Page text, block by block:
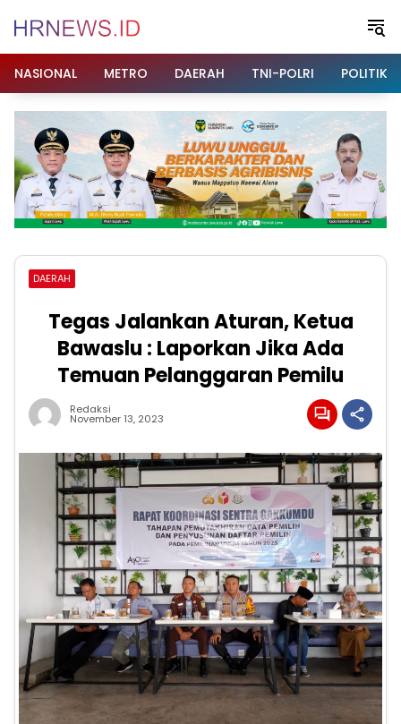
NASIONAL
METRO DAERAH TNI-POLRI POLITIK
DAERAH
Tegas Jalankan Aturan, Ketua
Bawaslu : Laporkan Jika Ada
Temuan Pelanggaran Pemilu
Redaksi
November 13, 2023